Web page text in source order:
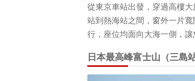
從東京車站出發，穿過高樓
站到熱海站之間，窗外一片
行，座位均面向大海一側，讓
日本最高峰富士山（三島